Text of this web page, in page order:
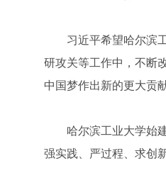
习近平希望哈尔滨工
研攻关等工作中，不断
中国梦作出新的更大贡献
哈尔滨工业大学始建
强实践、严过程、求创